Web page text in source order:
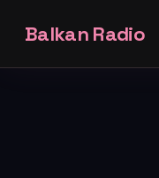
Balkan Radio